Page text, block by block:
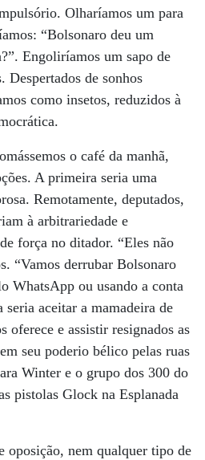
Olharíamos um para
“Bolsonaro deu um
Engoliríamos um sapo de
Despertados de sonhos
como insetos, reduzidos à
o café da manhã,
A primeira seria uma
Remotamente, deputados,
à arbitrariedade e
força no ditador. “Eles não
“Vamos derrubar Bolsonaro
WhatsApp ou usando a conta
seria aceitar a mamadeira de
oferece e assistir resignados as
seu poderio bélico pelas ruas
Winter e o grupo dos 300 do
pistolas Glock na Esplanada
oposição, nem qualquer tipo de